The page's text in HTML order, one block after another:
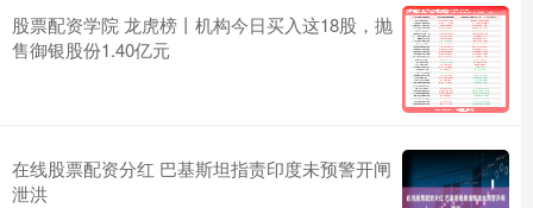
股票配资学院 龙虎榜丨机构今日买入这18股，抛
售御银股份1.40亿元
在线股票配资分红 巴基斯坦指责印度未预警开闸
泄洪